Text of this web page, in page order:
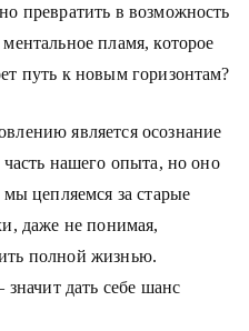
превратить в возможность
пламя, которое
путь к новым горизонтам?
является осознание
нашего опыта, но оно
цепляемся за старые
даже не понимая,
полной жизнью.
значит дать себе шанс